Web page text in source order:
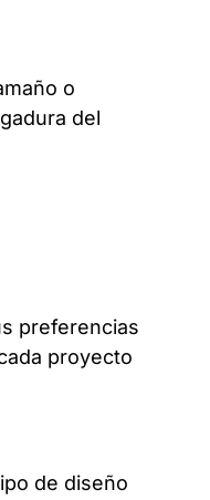
o
del
preferencias
proyecto
de diseño